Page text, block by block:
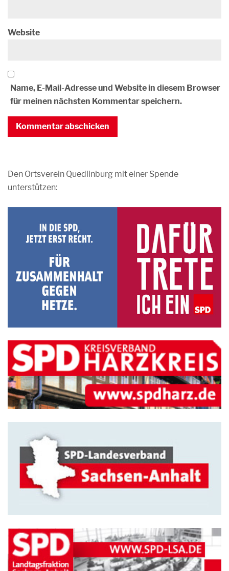
Website
Name, E-Mail-Adresse und Website in diesem Browser
für meinen nächsten Kommentar speichern.
Den Ortsverein Quedlinburg mit einer Spende
unterstützen: